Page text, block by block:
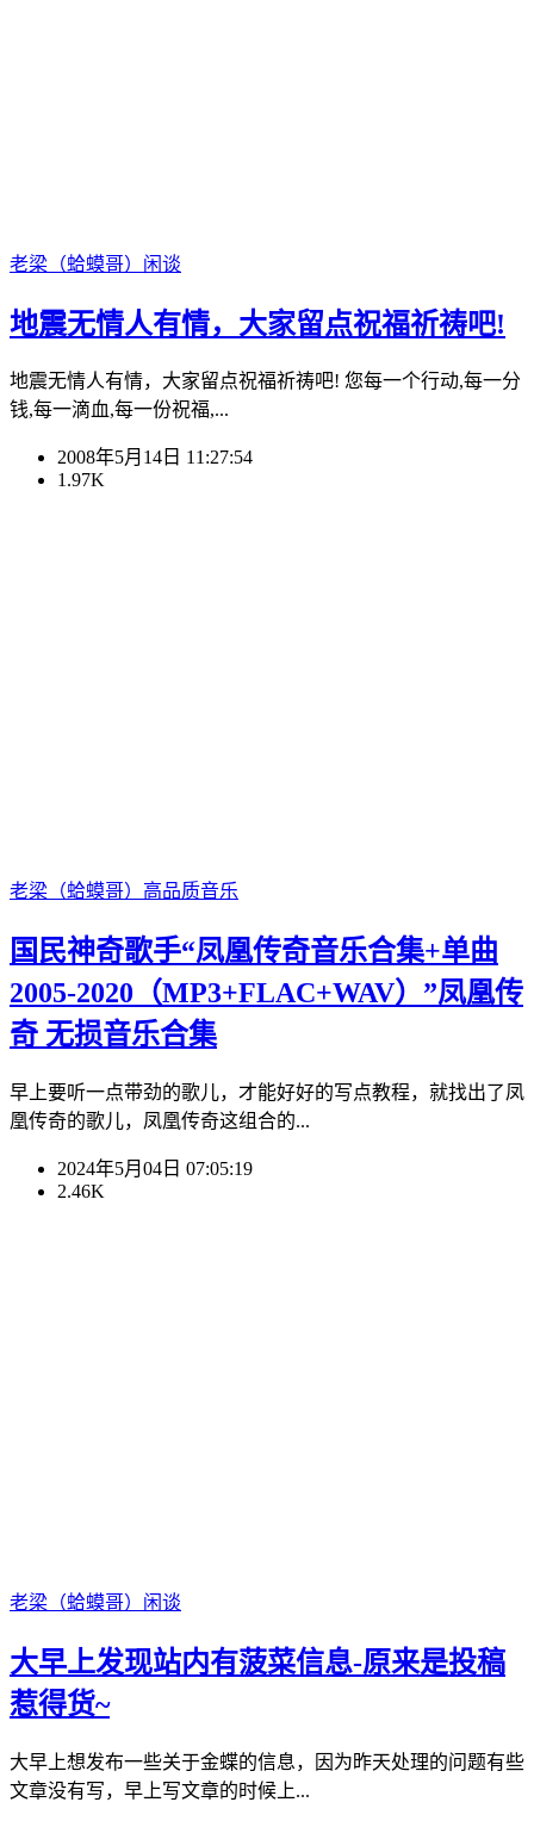
老梁（蛤蟆哥） 闲谈
地震无情人有情，大家留点祝福祈祷吧!
地震无情人有情，大家留点祝福祈祷吧! 您每一个行动,每一分
钱,每一滴血,每一份祝福,...
2008年5月14日 11:27:54
1.97K
老梁（蛤蟆哥） 高品质音乐
国民神奇歌手“凤凰传奇音乐合集+单曲
2005-2020（MP3+FLAC+WAV）”凤凰传
奇 无损音乐合集
早上要听一点带劲的歌儿，才能好好的写点教程，就找出了凤
凰传奇的歌儿，凤凰传奇这组合的...
2024年5月04日 07:05:19
2.46K
老梁（蛤蟆哥） 闲谈
大早上发现站内有菠菜信息-原来是投稿
惹得货~
大早上想发布一些关于金蝶的信息，因为昨天处理的问题有些
文章没有写，早上写文章的时候上...